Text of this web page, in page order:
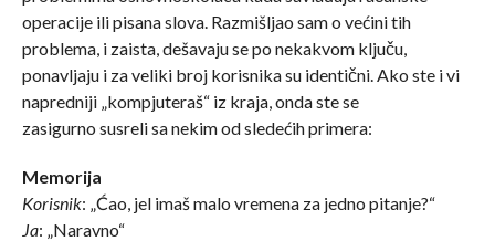
operacije ili pisana slova. Razmišljao sam o većini tih
problema, i zaista, dešavaju se po nekakvom ključu,
ponavljaju i za veliki broj korisnika su identični. Ako ste i vi
napredniji „kompjuteraš“ iz kraja, onda ste se
zasigurno susreli sa nekim od sledećih primera:
Memorija
Korisnik: „Ćao, jel imaš malo vremena za jedno pitanje?“
Ja: „Naravno“